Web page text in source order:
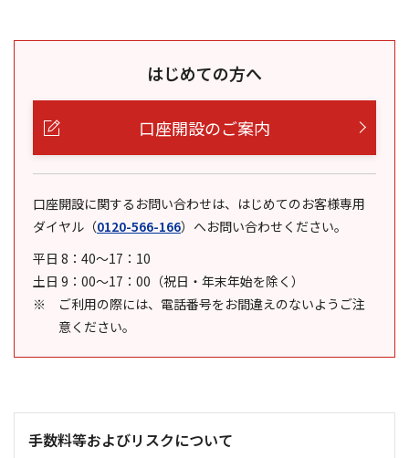
はじめての方へ
口座開設のご案内
口座開設に関するお問い合わせは、はじめてのお客様専用
ダイヤル （0120-566-166） へお問い合わせください。
平日 8：40～17：10
土日 9：00～17：00（祝日・年末年始を除く）
ご利用の際には、電話番号をお間違えのないようご注
意ください。
手数料等およびリスクについて